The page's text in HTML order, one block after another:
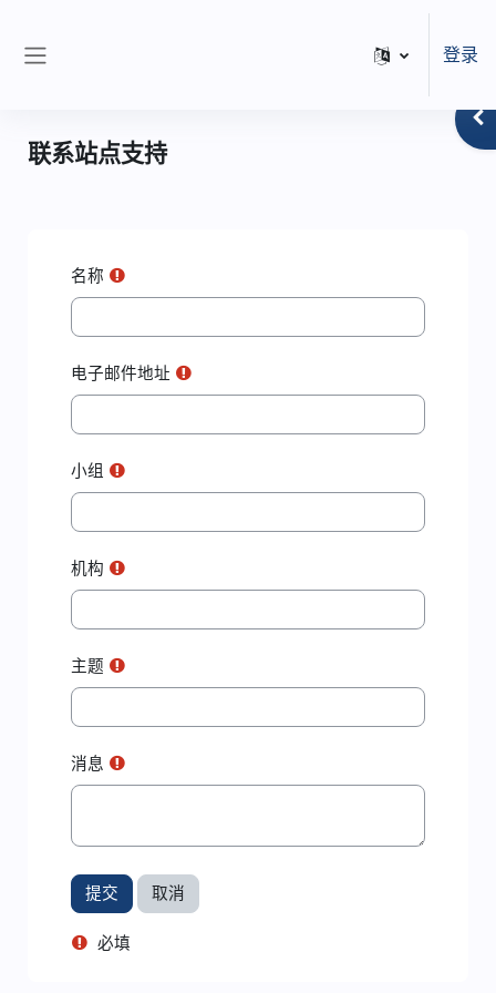
登录
联系站点支持
打
名称
电子邮件地址
小组
机构
主题
消息
必填